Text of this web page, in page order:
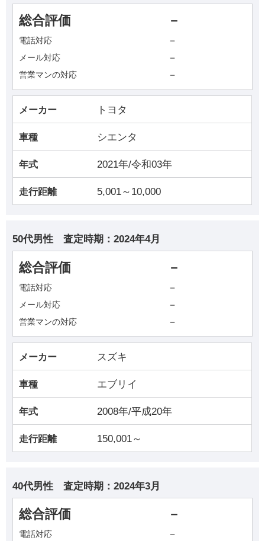
総合評価 －
電話対応 －
メール対応 －
営業マンの対応 －
メーカー トヨタ
車種 シエンタ
年式 2021年/令和03年
走行距離 5,001～10,000
50代男性 査定時期： 2024年4月
総合評価 －
電話対応 －
メール対応 －
営業マンの対応 －
メーカー スズキ
車種 エブリイ
年式 2008年/平成20年
走行距離 150,001～
40代男性 査定時期： 2024年3月
総合評価 －
電話対応 －